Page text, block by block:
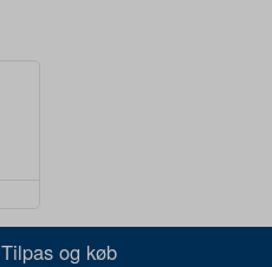
Tilpas og køb